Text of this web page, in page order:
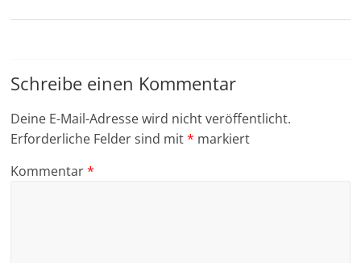
Schreibe einen Kommentar
Deine E-Mail-Adresse wird nicht veröffentlicht.
Erforderliche Felder sind mit* markiert
Kommentar*